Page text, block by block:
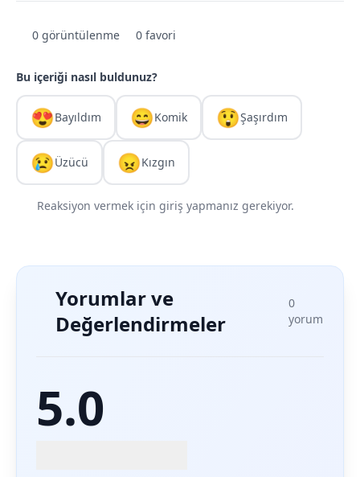
0 görüntülenme 0 favori
Bu içeriği nasıl buldunuz?
😍Bayıldım 😄Komik 😲Şaşırdım
😢Üzücü 😠Kızgın
Reaksiyon vermek için giriş yapmanız gerekiyor.
Yorumlar ve
Değerlendirmeler
0
yorum
5.0